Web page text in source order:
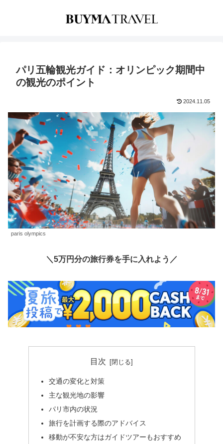
パリ五輪観光ガイド：オリンピック期間中
の観光のポイント
2024.11.05
paris olympics
＼5万円分の旅行券を手に入れよう／
目次
交通の変化と対策
主な観光地の影響
パリ市内の状況
旅行を計画する際のアドバイス
移動が不安な方はガイドツアーもおすすめ